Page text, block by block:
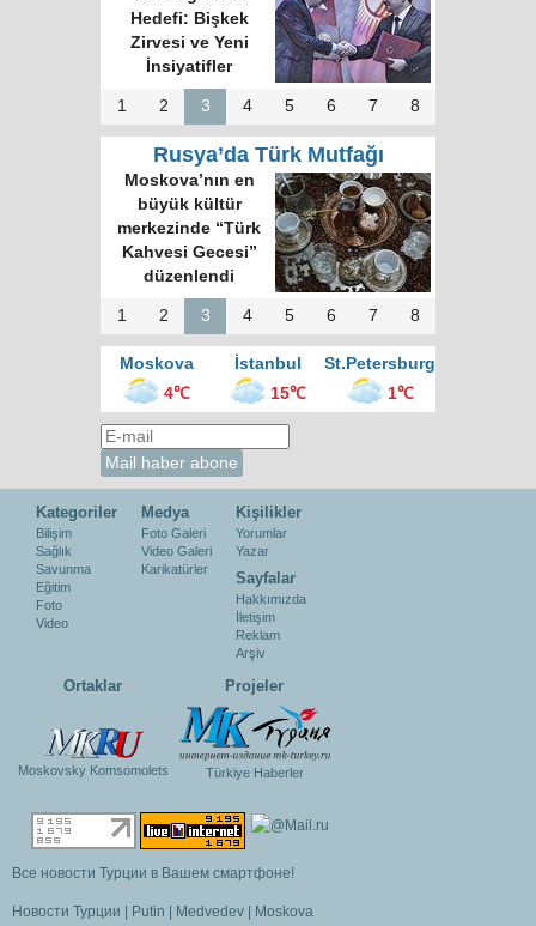
Hedefi: Bişkek
Zirvesi ve Yeni
İnsiyatifler
1 2 3 4 5 6 7 8
Rusya’da Türk Mutfağı
Moskova’nın en
büyük kültür
merkezinde “Türk
Kahvesi Gecesi”
düzenlendi
1 2 3 4 5 6 7 8
Moskova İstanbul
St.Petersburg
4℃
15℃ 1℃
Kategoriler
Bilişim
Sağlık
Savunma
Eğitim
Foto
Video
Medya
Foto Galeri
Video Galeri
Karikatürler
Kişilikler
Yorumlar
Yazar
Sayfalar
Hakkımızda
İletişim
Reklam
Arşiv
Ortaklar
Moskovsky Komsomolets
Projeler
Türkiye Haberler
Все новости Турции в Вашем смартфоне!
Новости Турции Putin Medvedev Moskova